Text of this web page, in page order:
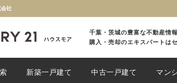
会社
千葉・茨城の豊富な不動産情報
購入・売却のエキスパートは
新築一戸建て 中古一戸建て マン